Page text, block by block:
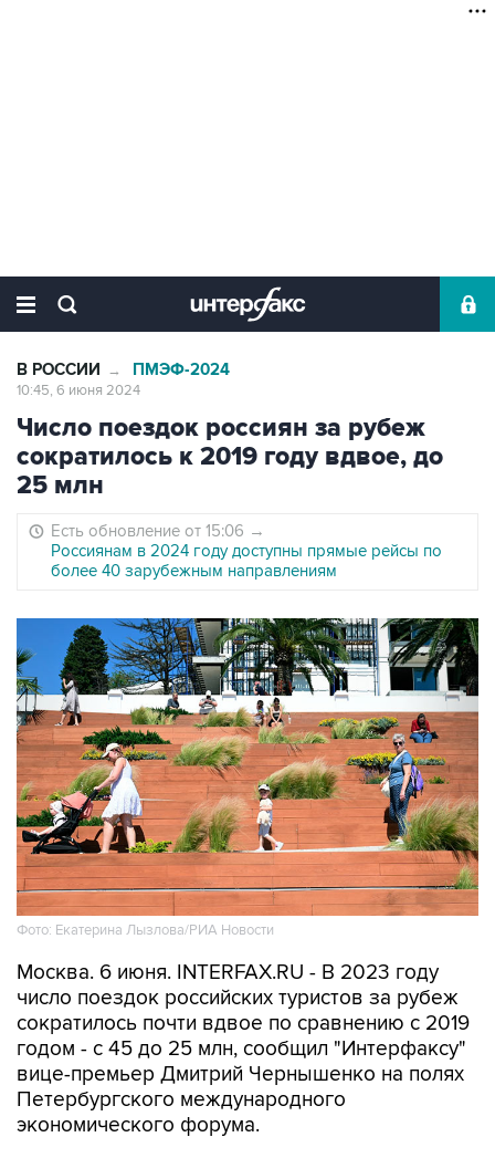
В РОССИИ → ПМЭФ-2024
10:45, 6 июня 2024
Число поездок россиян за рубеж
сократилось к 2019 году вдвое, до
25 млн
Есть обновление от 15:06 →
Россиянам в 2024 году доступны прямые рейсы по
более 40 зарубежным направлениям
Фото: Екатерина Лызлова/РИА Новости
Москва. 6 июня. INTERFAX.RU - В 2023 году
число поездок российских туристов за рубеж
сократилось почти вдвое по сравнению с 2019
годом - с 45 до 25 млн, сообщил "Интерфаксу"
вице-премьер Дмитрий Чернышенко на полях
Петербургского международного
экономического форума.